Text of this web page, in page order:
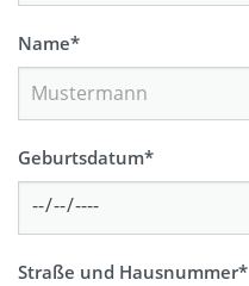
Name*
Geburtsdatum*
Straße und Hausnummer*